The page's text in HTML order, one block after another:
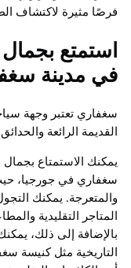
فرصًا مثيرة لاكتشاف
استمتع بجمال
في مدينة
سغفاري تعتبر وجهة
القديمة الرائعة
يمكنك الاستمتاع بجمال
سغفاري في جورجيا، حيث
والمتعرجة. يمكنك
المتاجر التقليدية
بالإضافة إلى ذلك،
التاريخية مثل كنيسة